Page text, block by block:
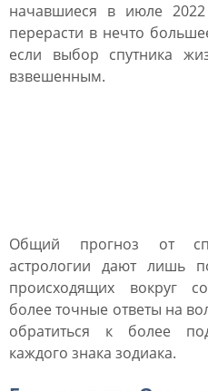
начавшиеся в июле
перерасти в нечто
если выбор спутника
взвешенным.
Общий прогноз от
астрологии дают лишь
происходящих вокруг
более точные ответы на
обратиться к более
каждого знака зодиака.